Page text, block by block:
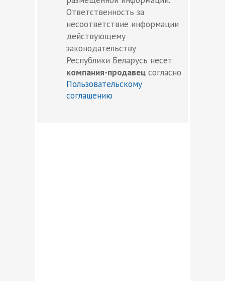
Ответственность за
несоответствие информации
действующему
законодательству
Республики Беларусь несет
компания-продавец согласно
Пользовательскому
соглашению